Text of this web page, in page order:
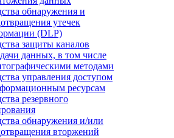
обнаружения и
утечек
(DLP)
защиты каналов
данных, в том числе
методами
управления доступом
ресурсам
резервного
обнаружения и/или
вторжений